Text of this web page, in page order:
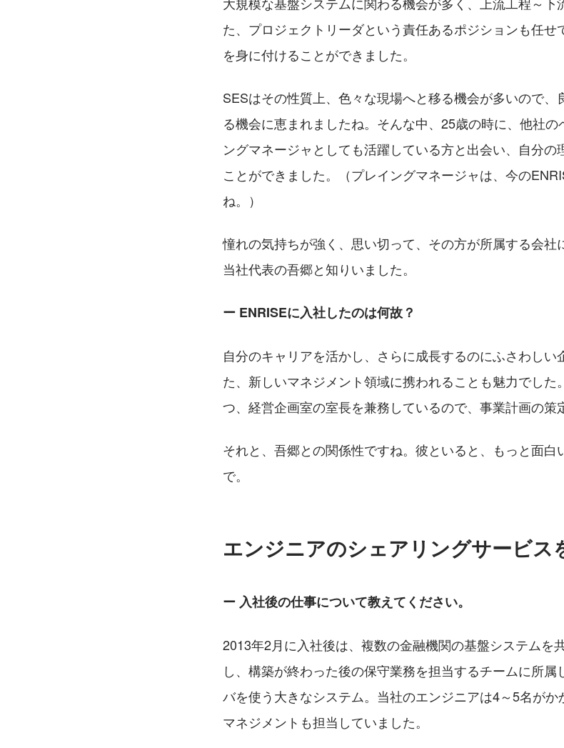
た、プロジェクトリーダという責任あるポジションも任
を身に付けることができました。
SESはその性質上、色々な現場へと移る機会が多いので、
る機会に恵まれましたね。そんな中、25歳の時に、他社
ングマネージャとしても活躍している方と出会い、自分の
ことができました。（プレイングマネージャは、今の
ね。）
憧れの気持ちが強く、思い切って、その方が所属する会
当社代表の吾郷と知りいました。
ー ENRISEに入社したのは何故？
自分のキャリアを活かし、さらに成長するのにふさわしい
た、新しいマネジメント領域に携われることも魅力でした
つ、経営企画室の室長を兼務しているので、事業計画の策
それと、吾郷との関係性ですね。彼といると、もっと面
で。
エンジニアのシェアリングサービス
ー 入社後の仕事について教えてください。
2013年2月に入社後は、複数の金融機関の基盤システムを
し、構築が終わった後の保守業務を担当するチームに所
バを使う大きなシステム。当社のエンジニアは4～5名が
マネジメントも担当していました。